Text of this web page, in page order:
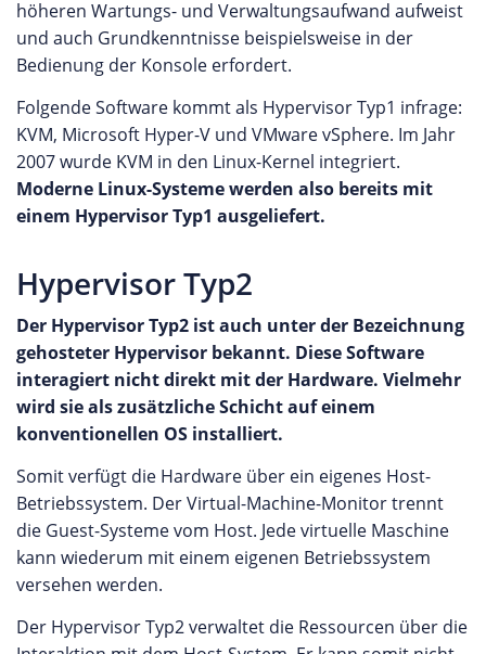
höheren Wartungs- und Verwaltungsaufwand aufweist
und auch Grundkenntnisse beispielsweise in der
Bedienung der Konsole erfordert.
Folgende Software kommt als Hypervisor Typ1 infrage:
KVM, Microsoft Hyper-V und VMware vSphere. Im Jahr
2007 wurde KVM in den Linux-Kernel integriert.
Moderne Linux-Systeme werden also bereits mit
einem Hypervisor Typ1 ausgeliefert.
Hypervisor Typ2
Der Hypervisor Typ2 ist auch unter der Bezeichnung
gehosteter Hypervisor bekannt. Diese Software
interagiert nicht direkt mit der Hardware. Vielmehr
wird sie als zusätzliche Schicht auf einem
konventionellen OS installiert.
Somit verfügt die Hardware über ein eigenes Host-
Betriebssystem. Der Virtual-Machine-Monitor trennt
die Guest-Systeme vom Host. Jede virtuelle Maschine
kann wiederum mit einem eigenen Betriebssystem
versehen werden.
Der Hypervisor Typ2 verwaltet die Ressourcen über die